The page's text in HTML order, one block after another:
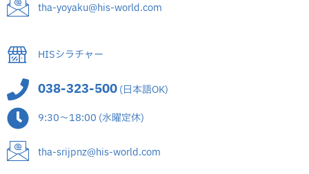
tha-yoyaku@his-world.com
HISシラチャー
038-323-500(日本語OK)
9:30～18:00 (水曜定休)
tha-srijpnz@his-world.com